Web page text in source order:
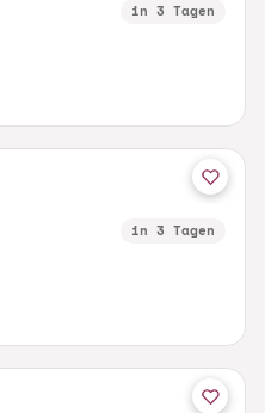
in 3 Tagen
in 3 Tagen